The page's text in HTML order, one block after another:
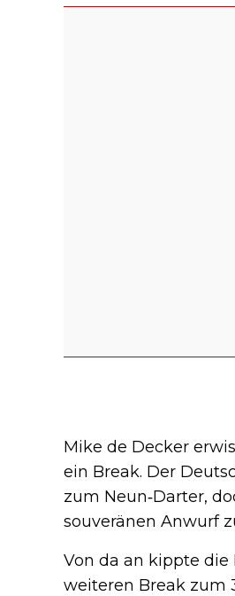
Mike de Decker
ein Break. Der
zum Neun‑Darter,
souveränen Anwurf
Von da an kippte
weiteren Break zum